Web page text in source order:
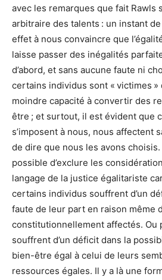
avec les remarques que fait Rawls
arbitraire des talents : un instant
effet à nous convaincre que
laisse passer des inégalités
d’abord, et sans aucune faute ni
certains individus sont « victimes »
moindre capacité à convertir des
être ; et surtout, il est évident que
s’imposent à nous, nous affectent
de dire que nous les avons choisis.
possible d’exclure les
langage de la justice égalitariste car
certains individus souffrent d’un
faute de leur part en raison même
constitutionnellement affectés. Ou
souffrent d’un déficit dans la
bien-être égal à celui de leurs
ressources égales. Il y a là une